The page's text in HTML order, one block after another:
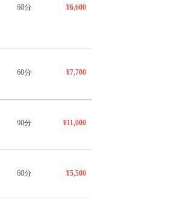
60分 ¥6,600
60分 ¥7,700
90分 ¥11,000
60分 ¥5,500